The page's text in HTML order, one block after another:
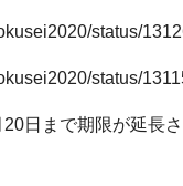
status/
status/
日まで期限が延長さ